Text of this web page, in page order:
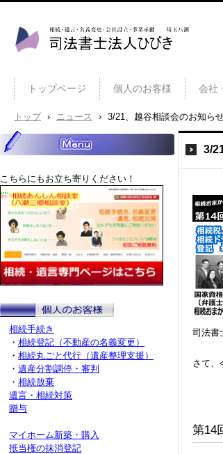
トップページ 個人のお客様 会社
トップ › ニュース › 3/21、越谷相談会のお知ら
3/
司法書
さて、
第14
こちらにもお立ち寄りください！
相続手続き
・ 相続登記（不動産の名義変更）
・ 相続丸ごと代行（遺産整理支援）
・ 遺産分割調停・審判
・ 相続放棄
遺言・相続対策
贈与
マイホーム新築・購入
抵当権の抹消登記